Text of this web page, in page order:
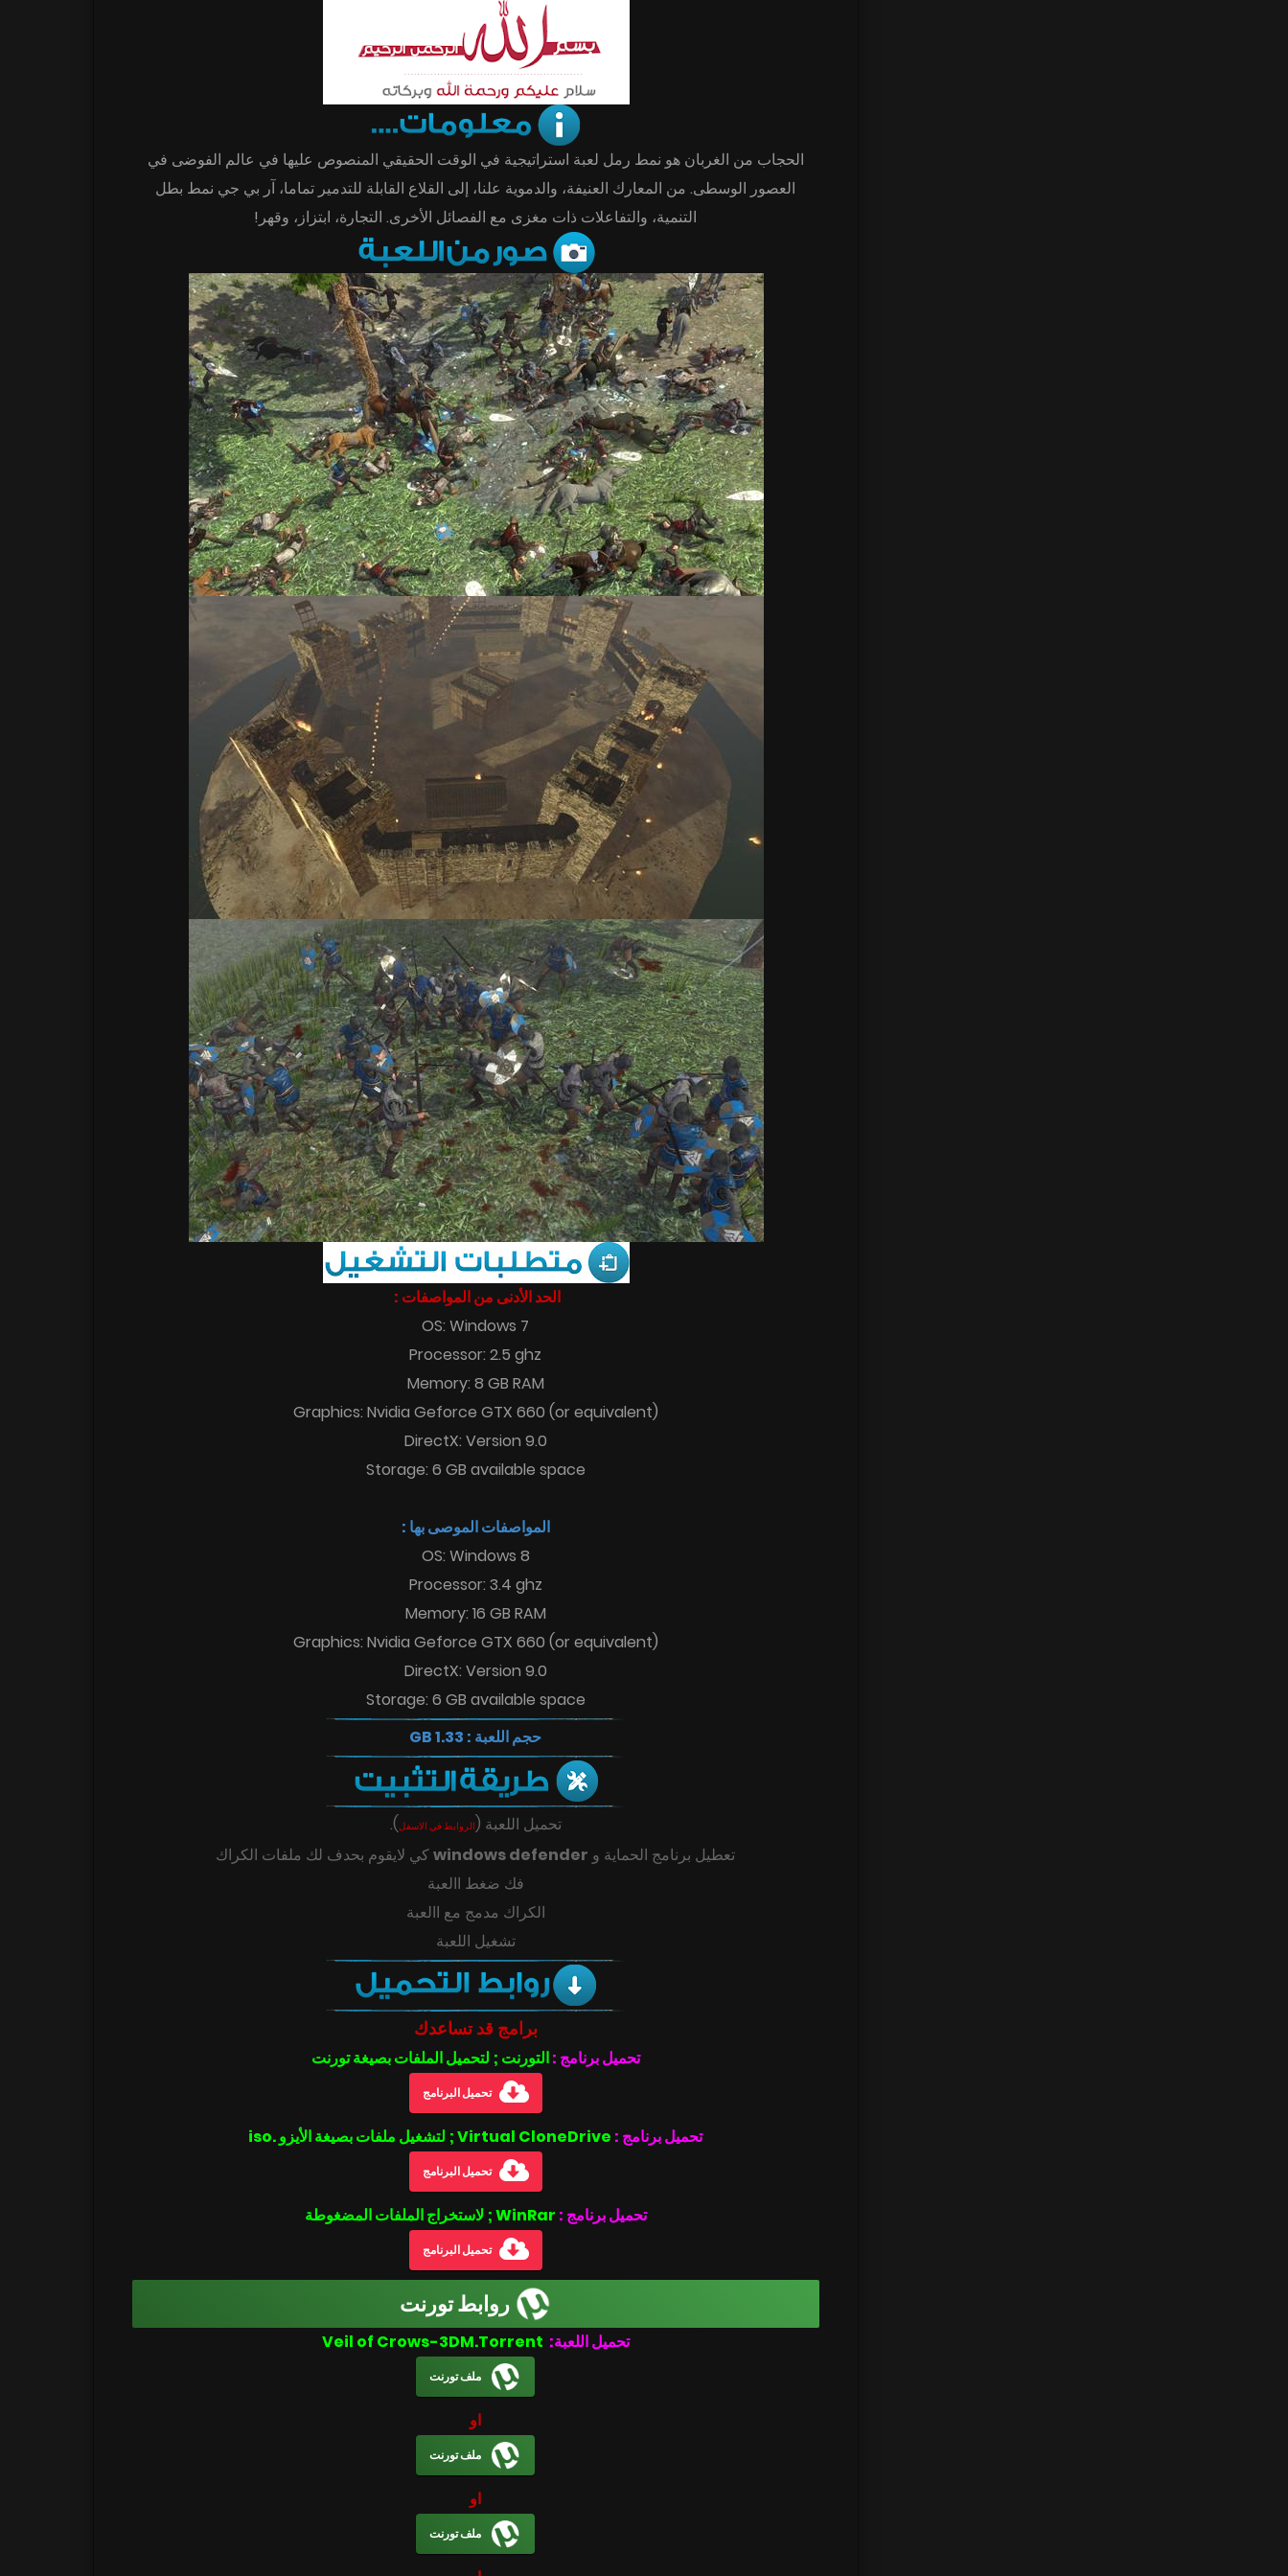
الحجاب من الغربان هو نمط رمل لعبة استراتيجية في الوقت الحقيقي المنصوص عليها في عالم الفوضى في
العصور الوسطى. من المعارك العنيفة، والدموية علنا، إلى القلاع القابلة للتدمير تماما، آر بي جي نمط بطل
التنمية، والتفاعلات ذات مغزى مع الفصائل الأخرى. التجارة، ابتزاز، وقهر!
الحد الأدنى من المواصفات :
OS: Windows 7
Processor: 2.5 ghz
Memory: 8 GB RAM
Graphics: Nvidia Geforce GTX 660 (or equivalent)
DirectX: Version 9.0
Storage: 6 GB available space
المواصفات الموصى بها :
OS: Windows 8
Processor: 3.4 ghz
Memory: 16 GB RAM
Graphics: Nvidia Geforce GTX 660 (or equivalent)
DirectX: Version 9.0
Storage: 6 GB available space
حجم اللعبة : 1.33 GB
تحميل اللعبة (الروابط في الاسفل)
.
تعطيل برنامج الحماية و windows defenderكي لايقوم بحدف لك ملفات الكراك
فك ضغط االعبة
الكراك مدمج مع االعبة
تشغيل اللعبة
برامج قد تساعدك
تحميل برنامج :التورنت ; لتحميل الملفات بصيغة تورنت
تحميل البرنامج
تحميل برنامج : Virtual CloneDrive ; لتشغيل ملفات بصيغة الأيزو .iso
تحميل البرنامج
تحميل برنامج : WinRar ; لاستخراج الملفات المضغوطة
تحميل البرنامج
روابط تورنت
تحميل اللعبة:
ملف تورنت
او
ملف تورنت
او
ملف تورنت